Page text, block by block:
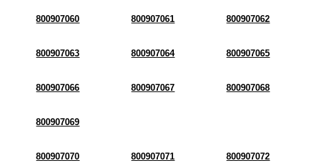
800907060 800907061 800907062
800907063 800907064 800907065
800907066 800907067 800907068
800907069
800907070 800907071 800907072